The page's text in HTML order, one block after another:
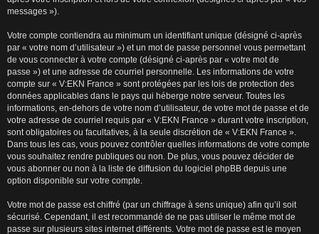
messages »).
Votre compte contiendra au minimum un identifiant unique (désigné ci-après
par « votre nom d’utilisateur ») et un mot de passe personnel vous permettant
de vous connecter à votre compte (désigné ci-après par « votre mot de
passe ») et une adresse de courriel personnelle. Les informations de votre
compte sur « V:EKN France » sont protégées par les lois de protection des
données applicables dans le pays qui héberge notre serveur. Toutes les
informations, en-dehors de votre nom d’utilisateur, de votre mot de passe et de
votre adresse de courriel requis par « V:EKN France » durant votre inscription,
sont obligatoires ou facultatives, à la seule discrétion de « V:EKN France ».
Dans tous les cas, vous pouvez contrôler quelles informations de votre compte
vous souhaitez rendre publiques ou non. De plus, vous pouvez décider de
vous abonner ou non à la liste de diffusion du logiciel phpBB depuis une
option disponible sur votre compte.
Votre mot de passe est chiffré (par un chiffrage à sens unique) afin qu’il soit
sécurisé. Cependant, il est recommandé de ne pas utiliser le même mot de
passe sur plusieurs sites internet différents. Votre mot de passe est le moyen